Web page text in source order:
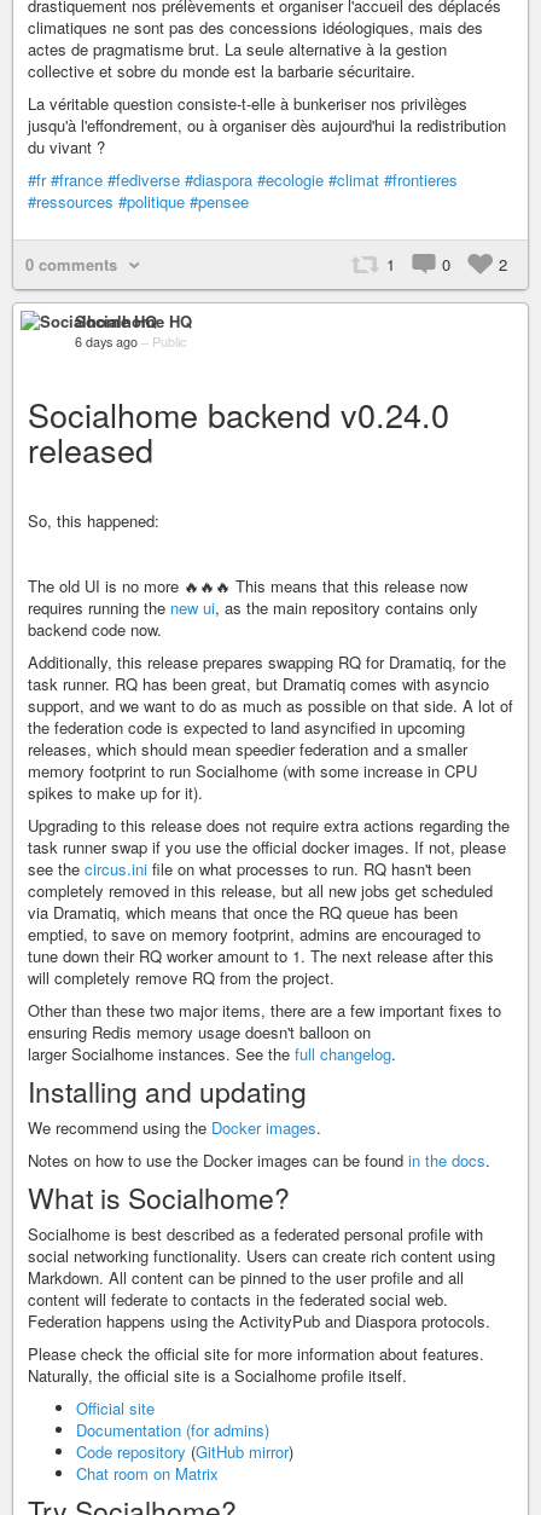
drastiquement nos prélèvements et organiser l'accueil des déplacés
climatiques ne sont pas des concessions idéologiques, mais des
actes de pragmatisme brut. La seule alternative à la gestion
collective et sobre du monde est la barbarie sécuritaire.
La véritable question consiste-t-elle à bunkeriser nos privilèges
jusqu'à l'effondrement, ou à organiser dès aujourd'hui la redistribution
du vivant ?
#fr #france #fediverse #diaspora #ecologie #climat #frontieres
#ressources #politique #pensee
0 comments 1 0 2
Socialhome HQ
6 days ago – Public
Socialhome backend v0.24.0
released
So, this happened:
The old UI is no more 🔥🔥🔥 This means that this release now
requires running the new ui, as the main repository contains only
backend code now.
Additionally, this release prepares swapping RQ for Dramatiq, for the
task runner. RQ has been great, but Dramatiq comes with asyncio
support, and we want to do as much as possible on that side. A lot of
the federation code is expected to land asyncified in upcoming
releases, which should mean speedier federation and a smaller
memory footprint to run Socialhome (with some increase in CPU
spikes to make up for it).
Upgrading to this release does not require extra actions regarding the
task runner swap if you use the official docker images. If not, please
see the circus.ini file on what processes to run. RQ hasn't been
completely removed in this release, but all new jobs get scheduled
via Dramatiq, which means that once the RQ queue has been
emptied, to save on memory footprint, admins are encouraged to
tune down their RQ worker amount to 1. The next release after this
will completely remove RQ from the project.
Other than these two major items, there are a few important fixes to
ensuring Redis memory usage doesn't balloon on
larger Socialhome instances. See the full changelog.
Installing and updating
We recommend using the Docker images.
Notes on how to use the Docker images can be found in the docs.
What is Socialhome?
Socialhome is best described as a federated personal profile with
social networking functionality. Users can create rich content using
Markdown. All content can be pinned to the user profile and all
content will federate to contacts in the federated social web.
Federation happens using the ActivityPub and Diaspora protocols.
Please check the official site for more information about features.
Naturally, the official site is a Socialhome profile itself.
Official site
Documentation (for admins)
Code repository (GitHub mirror)
Chat room on Matrix